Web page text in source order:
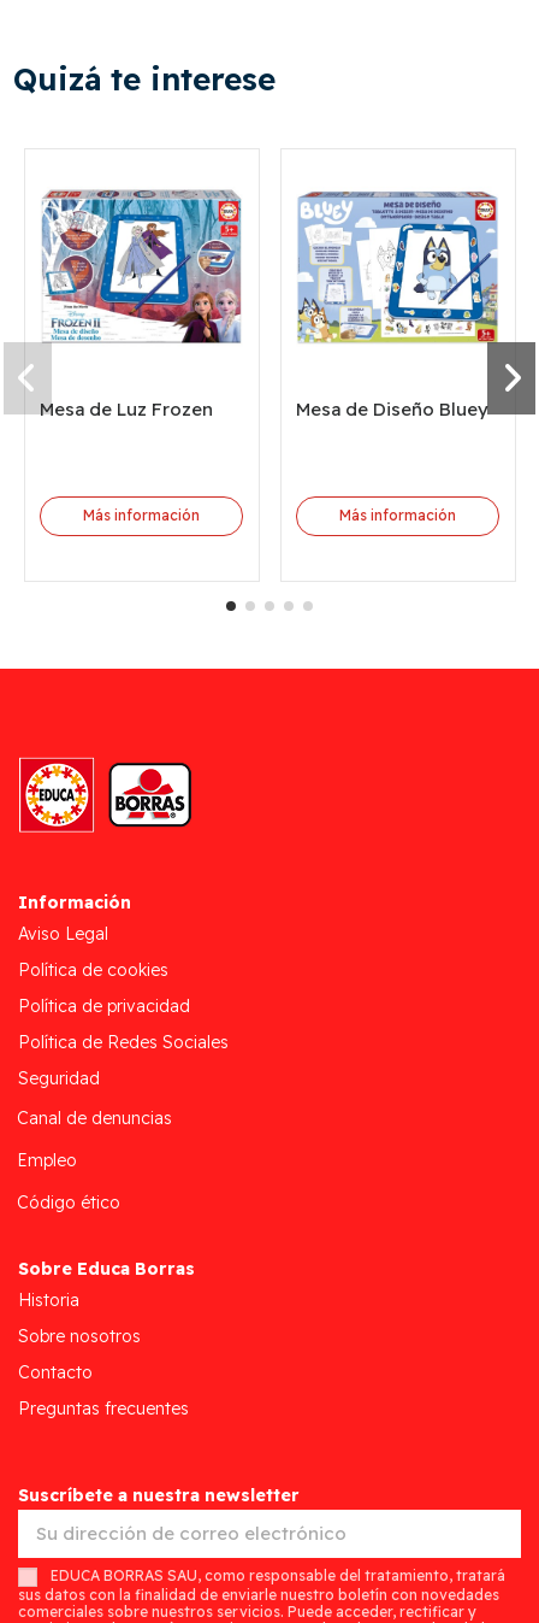
Quizá te interese
Mesa de Luz Frozen
Más información
Mesa de Diseño Bluey
Más información
Información
Aviso Legal
Política de cookies
Política de privacidad
Política de Redes Sociales
Seguridad
Canal de denuncias
Empleo
Código ético
Sobre Educa Borras
Historia
Sobre nosotros
Contacto
Preguntas frecuentes
Suscríbete a nuestra newsletter
EDUCA BORRAS SAU, como responsable del tratamiento, tratará
sus datos con la finalidad de enviarle nuestro boletín con novedades
comerciales sobre nuestros servicios. Puede acceder, rectificar y